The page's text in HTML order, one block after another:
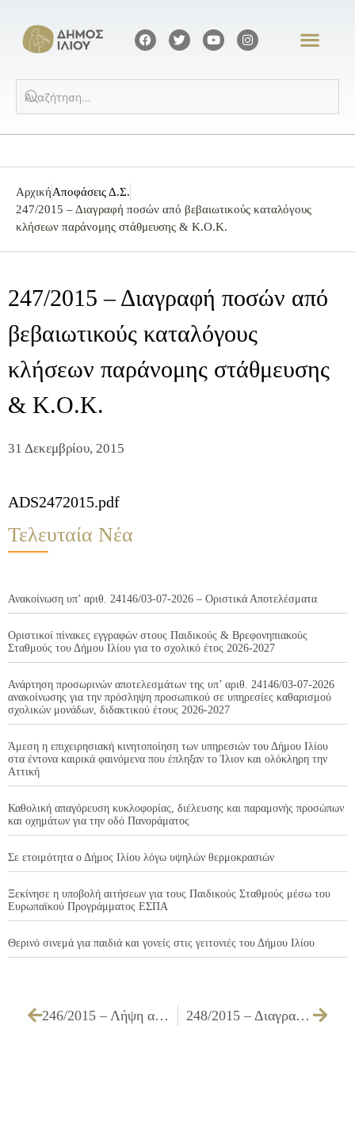
ΑρχικήΑποφάσεις Δ.Σ.
247/2015 – Διαγραφή ποσών από βεβαιωτικούς καταλόγους
κλήσεων παράνομης στάθμευσης & Κ.Ο.Κ.
247/2015 – Διαγραφή ποσών από
βεβαιωτικούς καταλόγους
κλήσεων παράνομης στάθμευσης
& Κ.Ο.Κ.
31 Δεκεμβρίου, 2015
ADS2472015.pdf
Τελευταία Νέα
Ανακοίνωση υπ’ αριθ. 24146/03-07-2026 – Οριστικά Αποτελέσματα
Οριστικοί πίνακες εγγραφών στους Παιδικούς & Βρεφονηπιακούς
Σταθμούς του Δήμου Ιλίου για το σχολικό έτος 2026-2027
Ανάρτηση προσωρινών αποτελεσμάτων της υπ’ αριθ. 24146/03-07-2026
ανακοίνωσης για την πρόσληψη προσωπικού σε υπηρεσίες καθαρισμού
σχολικών μονάδων, διδακτικού έτους 2026-2027
Άμεση η επιχειρησιακή κινητοποίηση των υπηρεσιών του Δήμου Ιλίου
στα έντονα καιρικά φαινόμενα που έπληξαν το Ίλιον και ολόκληρη την
Αττική
Καθολική απαγόρευση κυκλοφορίας, διέλευσης και παραμονής προσώπων
και οχημάτων για την οδό Πανοράματος
Σε ετοιμότητα ο Δήμος Ιλίου λόγω υψηλών θερμοκρασιών
Ξεκίνησε η υποβολή αιτήσεων για τους Παιδικούς Σταθμούς μέσω του
Ευρωπαϊκού Προγράμματος ΕΣΠΑ
Θερινό σινεμά για παιδιά και γονείς στις γειτονιές του Δήμου Ιλίου
246/2015 – Λήψη απόφασης σχετικά με τη χορήγηση ή μη αδειοδοτήσεων καταστημάτων υγειονομικού ενδιαφέροντος εντός καταστημάτων «Τεχνικών – Τυχερών – Ψυχαγωγικών Παιγνίων» 248/2015 – Διαγραφή ποσού 120,00 € από τον υπ’ αριθμ. 30/01.12.14 βεβαιωτικό κατάλογο του υπόχρεου ΛΕΣΣΗ ΚΩΝ/ΝΟΥ του ΔΗΜΗΤΡΙΟΥ